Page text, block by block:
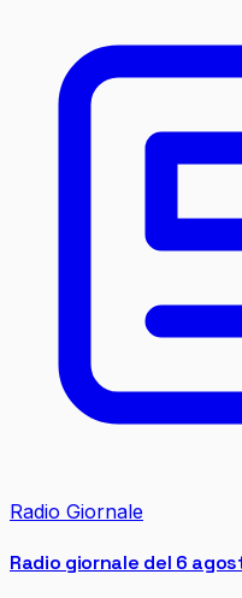
Radio Giornale
Radio giornale del 6